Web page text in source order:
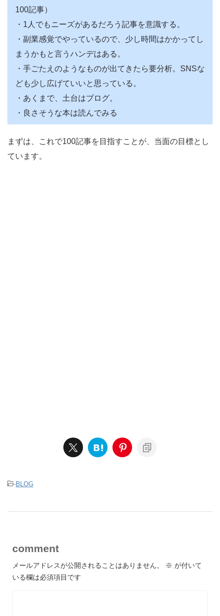
100記事）
・1人でもニーズがあるだろう記事を意識する。
・副業感覚でやっているので、少し時間はかかってし
まうかもと言うハンデはある。
・手ごたえのようなものが出てきたら要分析。SNSな
ども少し広げていいと思っている。
・あくまで、土台はブログ。
・良さそうな本は読んでみる
まずは、これで100記事を目指すことが、当面の目標とし
ています。
-BLOG
comment
メールアドレスが公開されることはありません。 ※ が付いて
いる欄は必須項目です